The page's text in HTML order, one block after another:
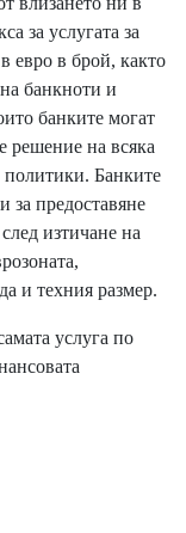
за услугата за
евро в брой, както
банкноти и
банките могат
решение на всяка
политики. Банките
за предоставяне
изтичане на
и техния размер.
услуга по